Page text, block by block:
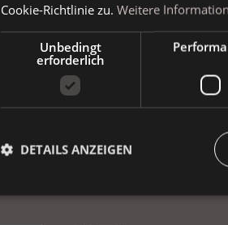
Cookie-Richtlinie zu. Weitere
Unbedingt
erforderlich
DETAILS ANZEIGEN